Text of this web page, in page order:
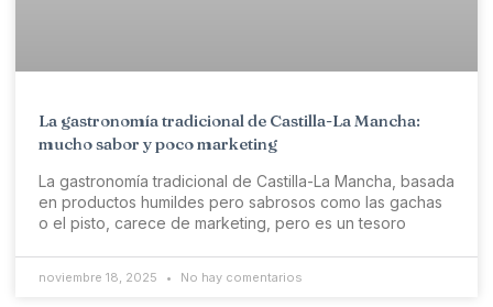
La gastronomía tradicional de Castilla-La Mancha:
mucho sabor y poco marketing
La gastronomía tradicional de Castilla-La Mancha, basada
en productos humildes pero sabrosos como las gachas
o el pisto, carece de marketing, pero es un tesoro
noviembre 18, 2025 No hay comentarios